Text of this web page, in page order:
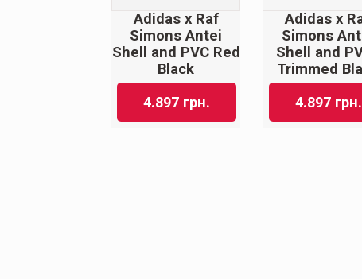
Adidas x Raf
Simons Antei
Shell and PVC Red
Black
4.897 грн.
Adidas x
Simons
Shell and
Trimmed
4.897 грн.